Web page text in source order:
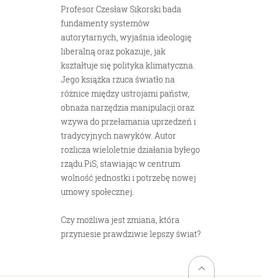
Profesor Czesław Sikorski bada
fundamenty systemów
autorytarnych, wyjaśnia ideologię
liberalną oraz pokazuje, jak
kształtuje się polityka klimatyczna.
Jego książka rzuca światło na
różnice między ustrojami państw,
obnaża narzędzia manipulacji oraz
wzywa do przełamania uprzedzeń i
tradycyjnych nawyków. Autor
rozlicza wieloletnie działania byłego
rządu PiS, stawiając w centrum
wolność jednostki i potrzebę nowej
umowy społecznej.
Czy możliwa jest zmiana, która
przyniesie prawdziwie lepszy świat?Powrót na górę